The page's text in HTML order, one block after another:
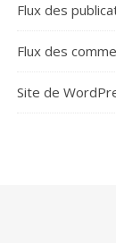
Flux des
Flux des
Site de